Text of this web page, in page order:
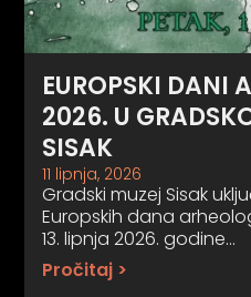
EUROPSKI DANI
2026. U
SISAK
11 lipnja, 2026
Gradski muzej Sisak
Europskih dana
13. lipnja 2026. godine…
Pročitaj >